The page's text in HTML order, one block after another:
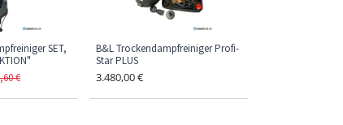
SET,
€
B&L Trockendampfreiniger Profi-
Star PLUS
3.480,00€